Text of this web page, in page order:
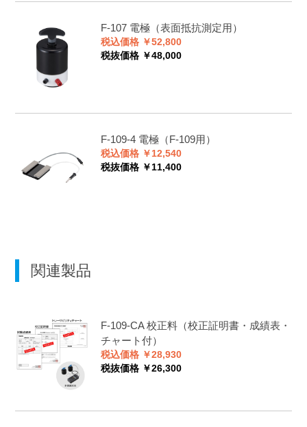
F-107 電極（表面抵抗測定用）
税込価格 ￥52,800
税抜価格 ￥48,000
F-109-4 電極（F-109用）
税込価格 ￥12,540
税抜価格 ￥11,400
関連製品
F-109-CA 校正料（校正証明書・成績表・
チャート付）
税込価格 ￥28,930
税抜価格 ￥26,300